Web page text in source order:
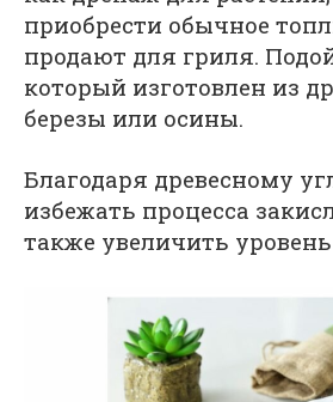
приобрести обычное
продают для гриля.
который изготовлен из
березы или осины.
Благодаря древесному
избежать процесса
также увеличить